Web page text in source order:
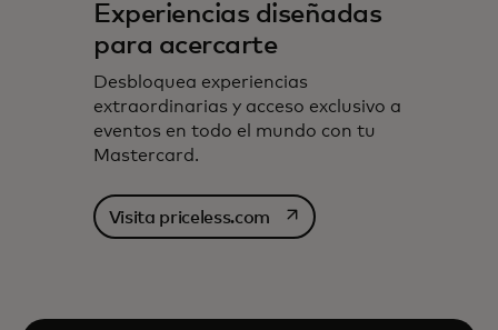
Experiencias diseñadas
para acercarte
Desbloquea experiencias
extraordinarias y acceso exclusivo a
eventos en todo el mundo con tu
Mastercard.
Visita priceless.com se abre en una pestaña